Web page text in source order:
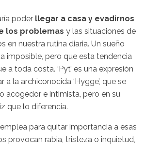
poder llegar a casa y evadirnos
los problemas y las situaciones de
en nuestra rutina diaria. Un sueño
imposible, pero que esta tendencia
a toda costa. ‘Pyt’ es una expresión
a la archiconocida ‘Hygge’, que se
acogedor e intimista, pero en su
que lo diferencia.
para quitar importancia a esas
provocan rabia, tristeza o inquietud,